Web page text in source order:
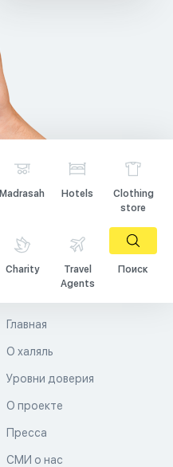
Madrasah Hotels
Clothing
store
Charity
Travel
Agents
Поиск
Главная
О халяль
Уровни доверия
О проекте
Пресса
СМИ о нас